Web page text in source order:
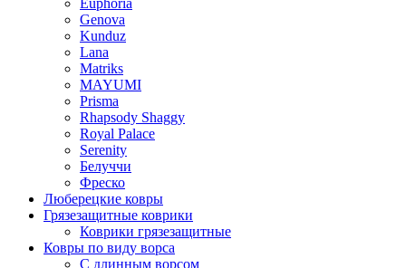
Euphoria
Genova
Kunduz
Lana
Matriks
MAYUMI
Prisma
Rhapsody Shaggy
Royal Palace
Serenity
Белуччи
Фреско
Люберецкие ковры
Грязезащитные коврики
Коврики грязезащитные
Ковры по виду ворса
С длинным ворсом